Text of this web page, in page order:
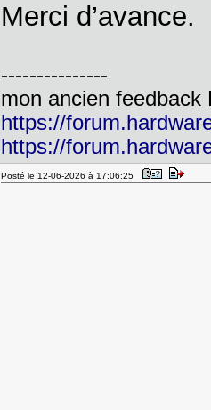
Merci d’avance.
---------------
mon ancien feedback
https://
https://
Posté le 12-06-2026 à 17:06:25